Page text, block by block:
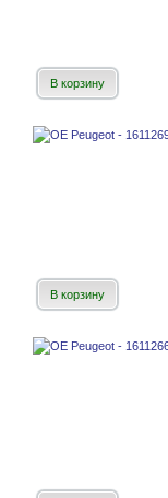
В корзину
В корзину